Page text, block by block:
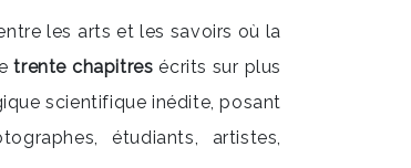
les arts et les savoirs où la
trente chapitres écrits sur plus
scientifique inédite, posant
étudiants, artistes,